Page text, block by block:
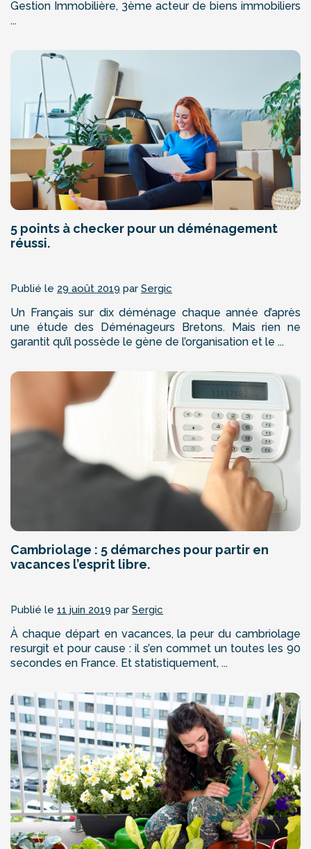
Gestion Immobilière, 3ème acteur de biens immobiliers
...
5 points à checker pour un déménagement
réussi.
Publié le 29 août 2019 par Sergic
Un Français sur dix déménage chaque année d’après
une étude des Déménageurs Bretons. Mais rien ne
garantit qu’il possède le gène de l’organisation et le ...
Cambriolage : 5 démarches pour partir en
vacances l’esprit libre.
Publié le 11 juin 2019 par Sergic
À chaque départ en vacances, la peur du cambriolage
resurgit et pour cause : il s’en commet un toutes les 90
secondes en France. Et statistiquement, ...